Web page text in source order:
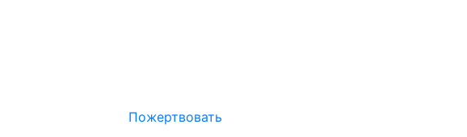
Пожертвовать